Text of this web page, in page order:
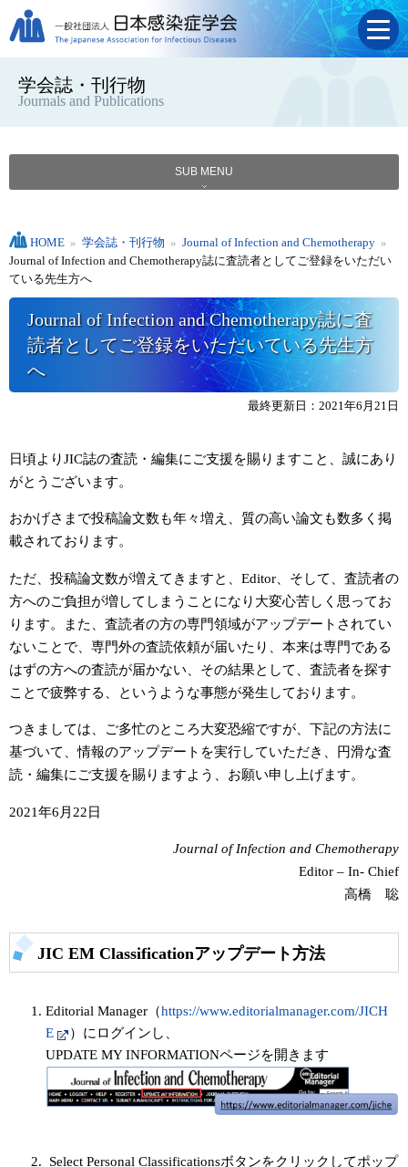
学会誌・刊行物
Journals and Publications
SUB MENU
HOME » 学会誌・刊行物 » Journal of Infection and Chemotherapy »
Journal of Infection and Chemotherapy誌に査読者としてご登録をいただい
ている先生方へ
Journal of Infection and Chemotherapy誌に査
読者としてご登録をいただいている先生方
へ
最終更新日：2021年6月21日
日頃よりJIC誌の査読・編集にご支援を賜りますこと、誠にあり
がとうございます。
おかげさまで投稿論文数も年々増え、質の高い論文も数多く掲
載されております。
ただ、投稿論文数が増えてきますと、Editor、そして、査読者の
方へのご負担が増してしまうことになり大変心苦しく思ってお
ります。また、査読者の方の専門領域がアップデートされてい
ないことで、専門外の査読依頼が届いたり、本来は専門である
はずの方への査読が届かない、その結果として、査読者を探す
ことで疲弊する、というような事態が発生しております。
つきましては、ご多忙のところ大変恐縮ですが、下記の方法に
基づいて、情報のアップデートを実行していただき、円滑な査
読・編集にご支援を賜りますよう、お願い申し上げます。
2021年6月22日
Journal of Infection and Chemotherapy
Editor – In- Chief
高橋 聡
JIC EM Classificationアップデート方法
Editorial Manager（https://www.editorialmanager.com/JICH
E
）にログインし、
UPDATE MY INFORMATIONページを開きます
Select Personal Classificationsボタンをクリックしてポップ